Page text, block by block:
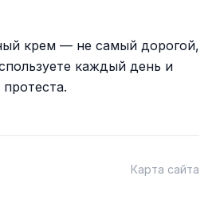
крем — не самый дорогой,
каждый день и
Карта сайта